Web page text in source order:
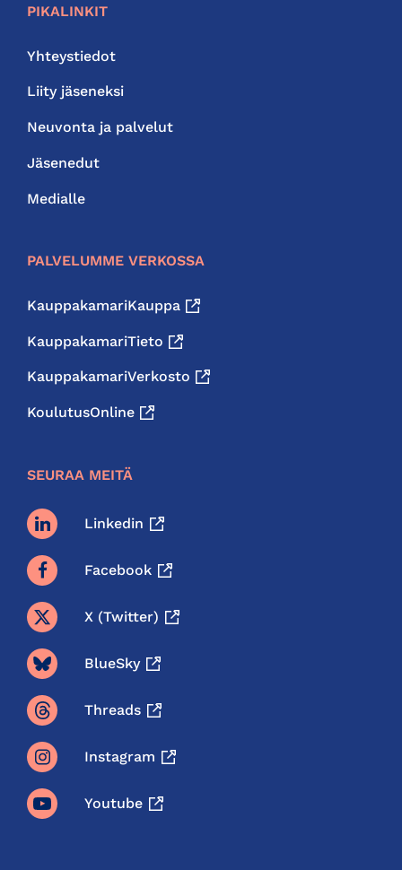
PIKALINKIT
Yhteystiedot
Liity jäseneksi
Neuvonta ja palvelut
Jäsenedut
Medialle
PALVELUMME VERKOSSA
KauppakamariKauppa
KauppakamariTieto
KauppakamariVerkosto
KoulutusOnline
SEURAA MEITÄ
Linkedin
Facebook
X (twitter)
BlueSky
Threads
Instagram
Youtube